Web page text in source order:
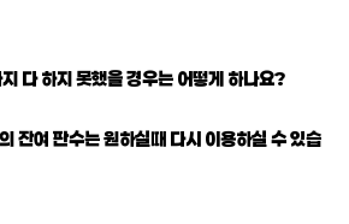
다 하지 못했을 경우는 어떻게 하나요?
잔여 판수는 원하실때 다시 이용하실 수 있습